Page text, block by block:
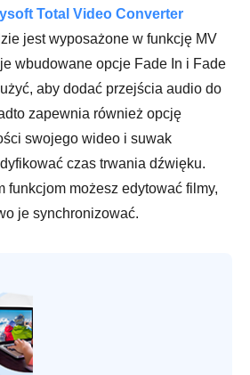
Total Video Converter
jest wyposażone w funkcję MV
wbudowane opcje Fade In i Fade
aby dodać przejścia audio do
zapewnia również opcję
swojego wideo i suwak
czas trwania dźwięku.
funkcjom możesz edytować filmy,
je synchronizować.